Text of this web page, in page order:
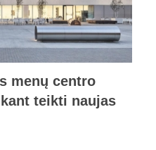
menų centro
teikti naujas